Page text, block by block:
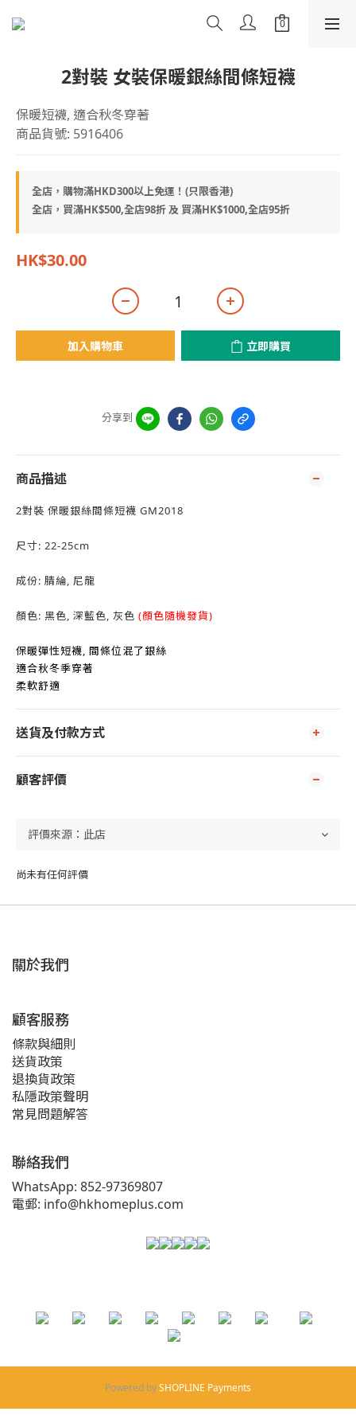
2對裝 女裝保暖銀絲間條短襪
保暖短襪, 適合秋冬穿著
商品貨號: 5916406
全店，購物滿HKD300以上免運！(只限香港)
全店，買滿HK$500,全店98折 及 買滿HK$1000,全店95折
HK$30.00
加入購物車 立即購買
分享到
商品描述
2對裝 保暖銀絲間條短襪 GM2018
尺寸: 22-25cm
成份: 腈綸, 尼龍
顏色: 黑色, 深藍色, 灰色 (顏色隨機發貨)
保暖彈性短襪, 間條位混了銀絲
適合秋冬季穿著
柔軟舒適
送貨及付款方式
顧客評價
尚未有任何評價
關於我們
顧客服務
條款與細則
送貨政策
退換貨政策
私隱政策聲明
常見問題解答
聯絡我們
WhatsApp: 852-97369807
電郵: info@hkhomeplus.com
Powered bySHOPLINE Payments